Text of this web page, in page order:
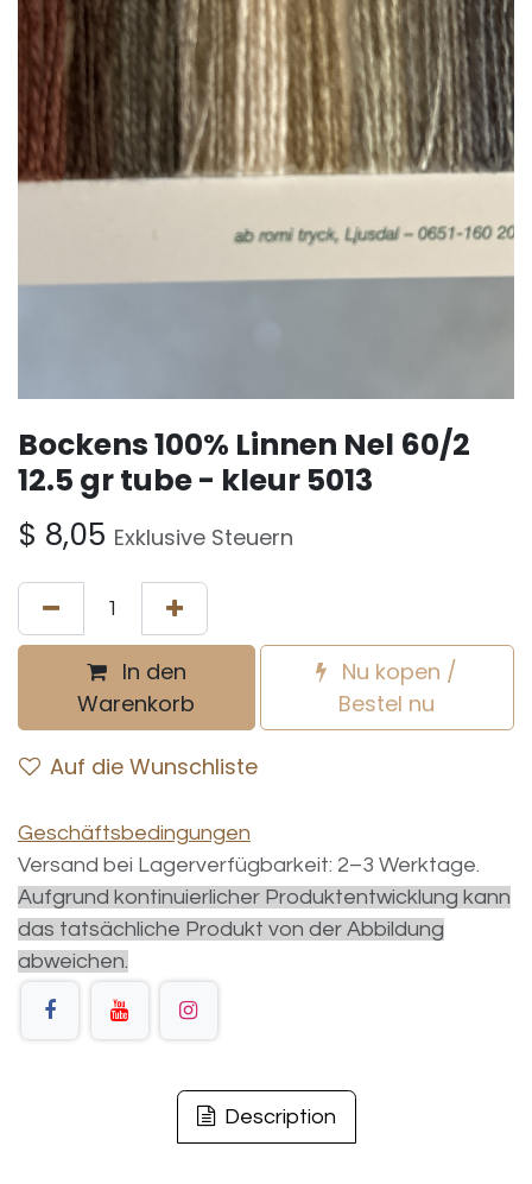
Bockens 100% Linnen Nel 60/2
12.5 gr tube - kleur 5013
$ 8,05 Exklusive Steuern
In den
Warenkorb
Nu kopen /
Bestel nu
Auf die Wunschliste
Geschäftsbedingungen
Versand bei Lagerverfügbarkeit: 2–3 Werktage.
Aufgrund kontinuierlicher Produktentwicklung kann
das tatsächliche Produkt von der Abbildung
abweichen.
Description